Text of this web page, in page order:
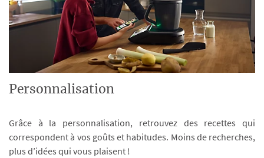
Personnalisation
Grâce à la personnalisation, retrouvez des recettes qui
correspondent à vos goûts et habitudes. Moins de recherches,
plus d’idées qui vous plaisent !